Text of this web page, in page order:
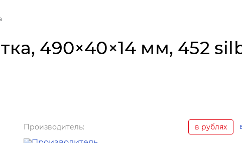
490×40×14 мм, 452
Производитель: в рублях